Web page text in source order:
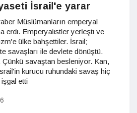
İsrail'e yarar
Müslümanların emperyal
erdi. Emperyalistler yerleşti ve
ülke bahşettiler. İsrail;
savaşları ile devlete dönüştü.
Çünkü savaştan besleniyor. Kan,
kurucu ruhundaki savaş hiç
etti